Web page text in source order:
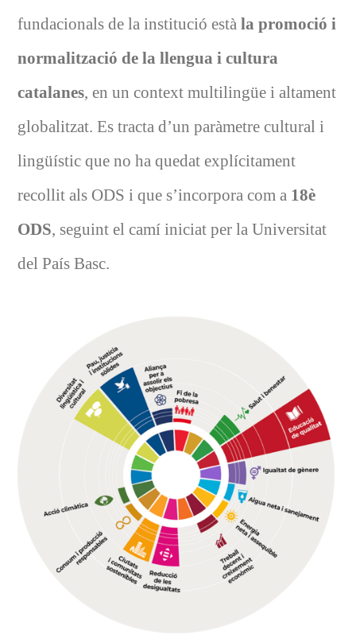
fundacionals de la institució estàla promoció i
normalització de la llengua i cultura
catalanes, en un context multilingüe i altament
globalitzat. Es tracta d’un paràmetre cultural i
lingüístic que no ha quedat explícitament
recollit als ODS i que s’incorpora com a 18è
ODS, seguint el camí iniciat per la Universitat
del País Basc.